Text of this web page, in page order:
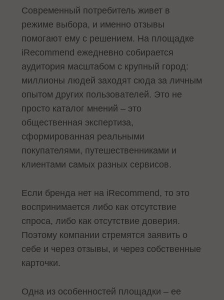
Современный потребитель живет в
режиме выбора, и именно отзывы
помогают ему с решением. На площадке
iRecommend ежедневно собирается
аудитория масштабом с крупный город:
миллионы людей заходят сюда за личным
опытом других пользователей. Это не
просто каталог мнений – это
общественная экспертиза,
сформированная реальными
покупателями, путешественниками и
клиентами самых разных сервисов.
Если бренда нет на iRecommend, то это
воспринимается либо как отсутствие
спроса, либо как отсутствие доверия.
Поэтому компании стремятся заявить о
себе и через отзывы, и через собственные
карточки.
Одна из особенностей площадки – ее